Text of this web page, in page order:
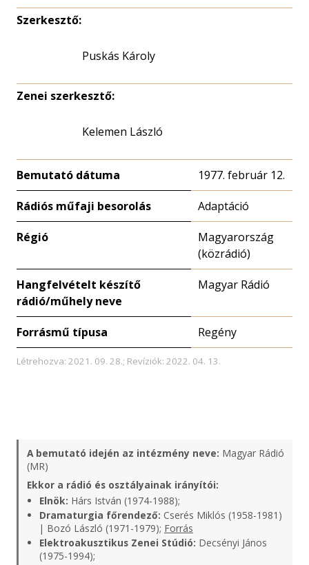
Szerkesztő:
Puskás Károly
Zenei szerkesztő:
Kelemen László
Bemutató dátuma 1977. február 12.
Rádiós műfaji besorolás Adaptáció
Régió
Magyarország
(közrádió)
Hangfelvételt készítő
rádió/műhely neve
Magyar Rádió
Forrásmű típusa Regény
Létrehozva: 2021. 09. 28.; Revíziók: 2022. 04. 13.
A bemutató idején az intézmény neve: Magyar Rádió
(MR)
Ekkor a rádió és osztályainak irányítói:
Elnök: Hárs István (1974-1988);
Dramaturgia főrendező: Cserés Miklós (1958-1981)
| Bozó László (1971-1979); Forrás
Elektroakusztikus Zenei Stúdió: Decsényi János
(1975-1994);